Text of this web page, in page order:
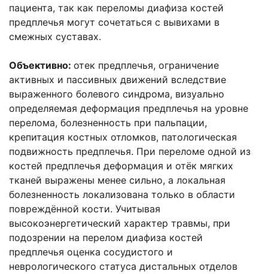
пациента, так как переломы диафиза костей
предплечья могут сочетаться с вывихами в
смежных суставах.
Объективно: отек предплечья, ограничение
активных и пассивных движений вследствие
выраженного болевого синдрома, визуально
определяемая деформация предплечья на уровне
перелома, болезненность при пальпации,
крепитация костных отломков, патологическая
подвижность предплечья. При переломе одной из
костей предплечья деформация и отёк мягких
тканей выражены менее сильно, а локальная
болезненность локализована только в области
повреждённой кости. Учитывая
высокоэнергетический характер травмы, при
подозрении на перелом диафиза костей
предплечья оценка сосудистого и
неврологического статуса дистальных отделов